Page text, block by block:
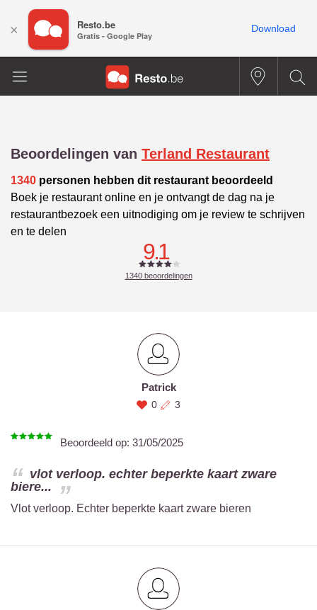
Beoordelingen van Terland Restaurant
1340 personen hebben dit restaurant beoordeeld
Boek je restaurant online en je ontvangt de dag na je
restaurantbezoek een uitnodiging om je review te schrijven
en te delen
9.1
1340beoordelingen
Patrick
0 3
Beoordeeld op: 31/05/2025
vlot verloop. echter beperkte kaart zware
biere...
Vlot verloop. Echter beperkte kaart zware bieren
× Resto.be
Gratis - Google Play
Download